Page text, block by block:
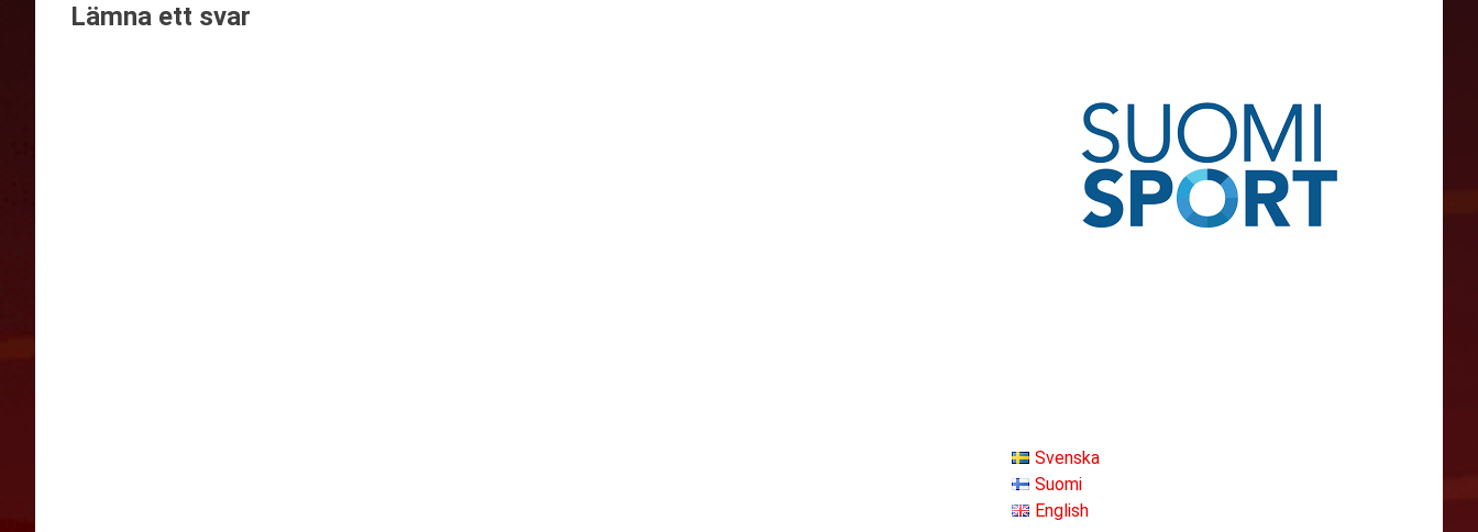
Lämna ett svar
Svenska
Suomi
English